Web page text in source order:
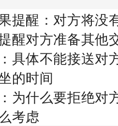
提醒：对方将没
醒对方准备其他
具体不能接送对
的时间
为什么要拒绝对
考虑